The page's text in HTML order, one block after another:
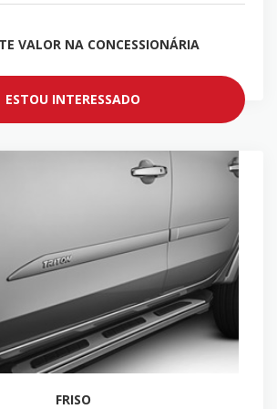
VALOR NA CONCESSIONÁRIA
ESTOU INTERESSADO
FRISO